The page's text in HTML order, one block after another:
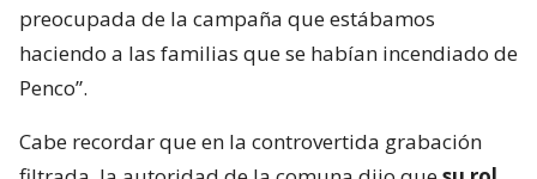
preocupada de la campaña que estábamos
haciendo a las familias que se habían incendiado de
Penco”.
Cabe recordar que en la controvertida grabación